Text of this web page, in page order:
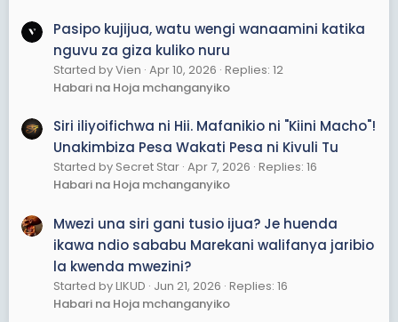
Pasipo kujijua, watu wengi wanaamini katika
nguvu za giza kuliko nuru
Started by Vien Apr 10, 2026 Replies: 12
Habari na Hoja mchanganyiko
Siri iliyoifichwa ni Hii. Mafanikio ni "Kiini Macho"!
Unakimbiza Pesa Wakati Pesa ni Kivuli Tu
Started by Secret Star Apr 7, 2026 Replies: 16
Habari na Hoja mchanganyiko
Mwezi una siri gani tusio ijua? Je huenda
ikawa ndio sababu Marekani walifanya jaribio
la kwenda mwezini?
Started by LIKUD Jun 21, 2026 Replies: 16
Habari na Hoja mchanganyiko